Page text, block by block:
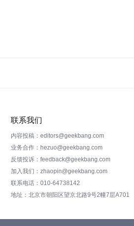
联系我们
内容投稿：editors@geekbang.com
业务合作：hezuo@geekbang.com
反馈投诉：feedback@geekbang.com
加入我们：zhaopin@geekbang.com
联系电话：010-64738142
地址：北京市朝阳区望京北路9号2幢7层A701